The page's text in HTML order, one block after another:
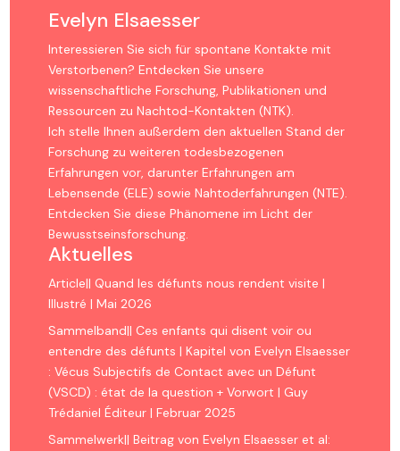
Evelyn Elsaesser
Interessieren Sie sich für spontane Kontakte mit
Verstorbenen? Entdecken Sie unsere
wissenschaftliche Forschung, Publikationen und
Ressourcen zu Nachtod-Kontakten (NTK).
Ich stelle Ihnen außerdem den aktuellen Stand der
Forschung zu weiteren todesbezogenen
Erfahrungen vor, darunter Erfahrungen am
Lebensende (ELE) sowie Nahtoderfahrungen (NTE).
Entdecken Sie diese Phänomene im Licht der
Bewusstseinsforschung.
Aktuelles
Article|| Quand les défunts nous rendent visite |
Illustré | Mai 2026
Sammelband|| Ces enfants qui disent voir ou
entendre des défunts | Kapitel von Evelyn Elsaesser
: Vécus Subjectifs de Contact avec un Défunt
(VSCD) : état de la question + Vorwort | Guy
Trédaniel Éditeur | Februar 2025
Sammelwerk|| Beitrag von Evelyn Elsaesser et al: